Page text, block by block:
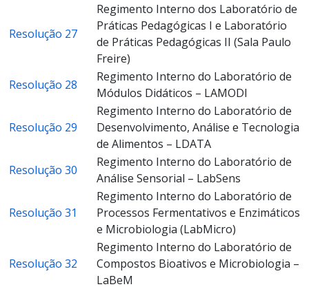
Resolução 27
Regimento Interno dos Laboratório de
Práticas Pedagógicas I e Laboratório
de Práticas Pedagógicas II (Sala Paulo
Freire)
Resolução 28
Regimento Interno do Laboratório de
Módulos Didáticos – LAMODI
Resolução 29
Regimento Interno do Laboratório de
Desenvolvimento, Análise e Tecnologia
de Alimentos – LDATA
Resolução 30
Regimento Interno do Laboratório de
Análise Sensorial – LabSens
Resolução 31
Regimento Interno do Laboratório de
Processos Fermentativos e Enzimáticos
e Microbiologia (LabMicro)
Resolução 32
Regimento Interno do Laboratório de
Compostos Bioativos e Microbiologia –
LaBeM